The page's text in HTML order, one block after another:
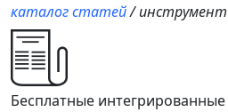
каталог статей/
Бесплатные